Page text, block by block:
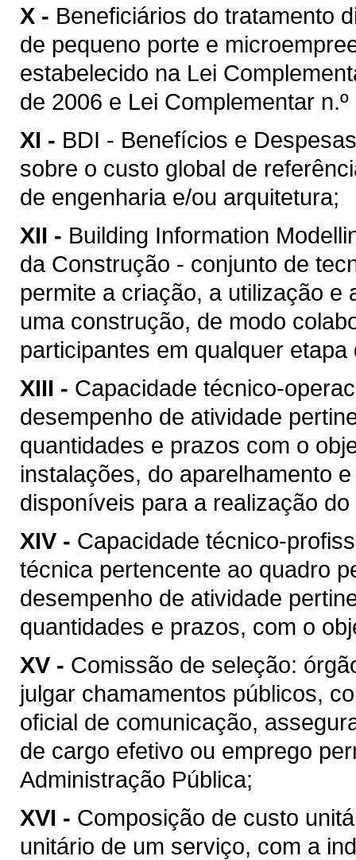
X - Beneficiários do tratamento
de pequeno porte e
estabelecido na Lei
de 2006 e Lei Complementar
XI - BDI - Benefícios e
sobre o custo global de
de engenharia e/ou arquitetura;
XII - Building Information
da Construção - conjunto de
permite a criação, a utilização e
uma construção, de modo
participantes em qualquer
XIII - Capacidade técnico-
desempenho de atividade
quantidades e prazos com o
instalações, do aparelhamento
disponíveis para a realização
XIV - Capacidade técnico-
técnica pertencente ao quadro
desempenho de atividade
quantidades e prazos, com o
XV - Comissão de seleção:
julgar chamamentos públicos,
oficial de comunicação,
de cargo efetivo ou emprego
Administração Pública;
XVI - Composição de custo
unitário de um serviço, com a